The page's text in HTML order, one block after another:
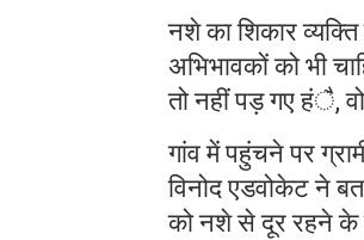
नशे का शिकार
अभिभावकों को भी
तो नहीं पड़ गए हंै,
गांव में पहुंचने पर
विनोद एडवोकेट ने
को नशे से दूर रहने के